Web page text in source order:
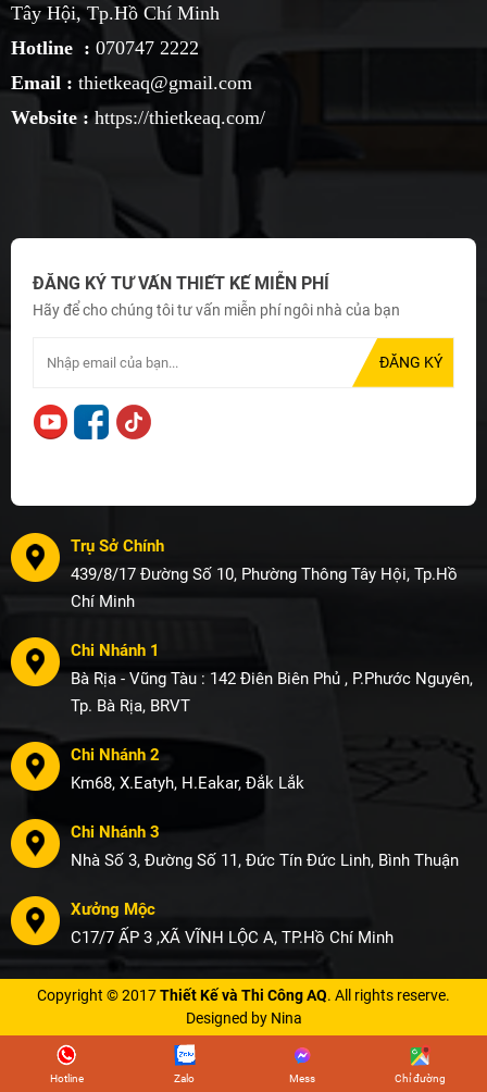
Tây Hội, Tp.Hồ Chí Minh
Hotline : 070747 2222
Email : thietkeaq@gmail.com
Website : https://thietkeaq.com/
ĐĂNG KÝ TƯ VẤN THIẾT KẾ MIỄN PHÍ
Hãy để cho chúng tôi tư vấn miễn phí ngôi nhà của bạn
Trụ Sở Chính
439/8/17 Đường Số 10, Phường Thông Tây Hội, Tp.Hồ
Chí Minh
Chi Nhánh 1
Bà Rịa - Vũng Tàu : 142 Điên Biên Phủ , P.Phước Nguyên,
Tp. Bà Rịa, BRVT
Chi Nhánh 2
Km68, X.Eatyh, H.Eakar, Đắk Lắk
Chi Nhánh 3
Nhà Số 3, Đường Số 11, Đức Tín Đức Linh, Bình Thuận
Xưởng Mộc
C17/7 ẤP 3 ,XÃ VĨNH LỘC A, TP.Hồ Chí Minh
Copyright © 2017Thiết Kế và Thi Công AQ. All rights reserve.
Designed by Nina
Hotline Zalo Mess Chỉ đường